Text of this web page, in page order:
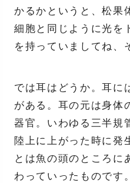
かるかというと、松果
細胞と同じように光を
を持っていましてね、
では耳はどうか。耳に
がある。耳の元は身体
器官。いわゆる三半規
陸上に上がった時に発
とは魚の頭のところに
わっていったものです。